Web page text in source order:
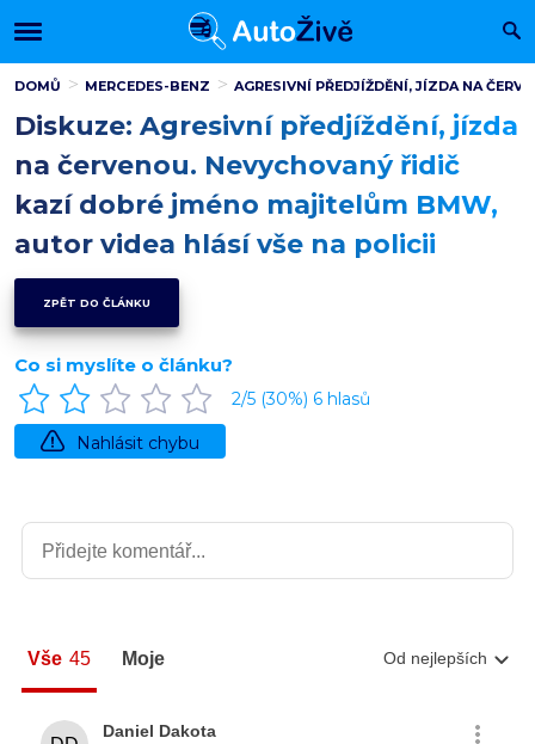
DOMŮ MERCEDES-BENZ AGRESIVNÍ PŘEDJÍŽDĚNÍ, JÍZDA NA
Diskuze: Agresivní předjíždění, jízda
na červenou. Nevychovaný řidič
kazí dobré jméno majitelům BMW,
autor videa hlásí vše na policii
ZPĚT DO ČLÁNKU
Co si myslíte o článku?
2/5 (30%) 6 hlasů
Nahlásit chybu